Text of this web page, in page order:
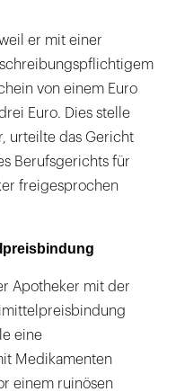
er mit einer
von einem Euro
Euro. Dies stelle
urteilte das Gericht
Berufsgerichts für
freigesprochen
Apotheker mit der
eine
Medikamenten
einem ruinösen